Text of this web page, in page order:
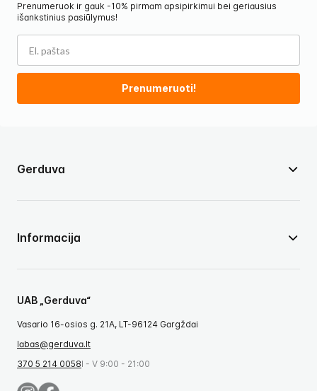
UAB „Gerduva“
Vasario 16-osios g. 21A, LT-96124 Gargždai
labas@gerduva.lt
370 5 214 0058I - V 9:00 - 21:00
Gerduva
Informacija
Prenumeruok ir gauk -10% pirmam apsipirkimui bei geriausius
išankstinius pasiūlymus!
Prenumeruoti!